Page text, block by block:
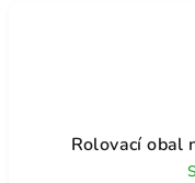
Rolovací obal